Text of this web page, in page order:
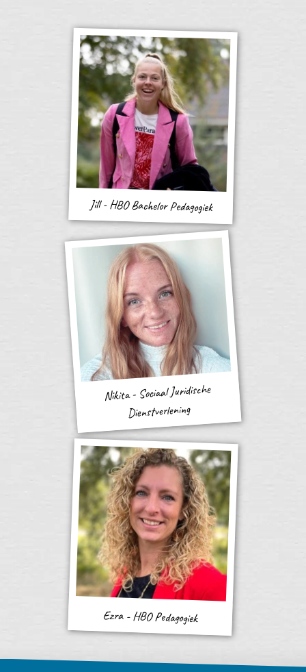
Jill - HBO Bachelor Pedagogiek
Nikita - Sociaal Juridische
Dienstverlening
Ezra - HBO Pedagogiek